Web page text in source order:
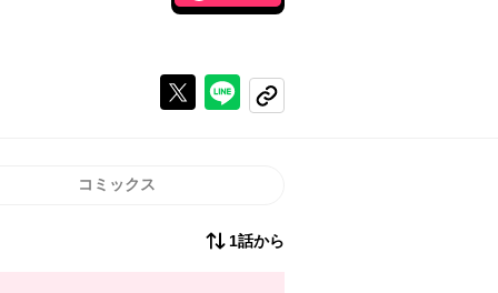
Xで投稿するラインでシェアする
コピーする
コミックス
1話から